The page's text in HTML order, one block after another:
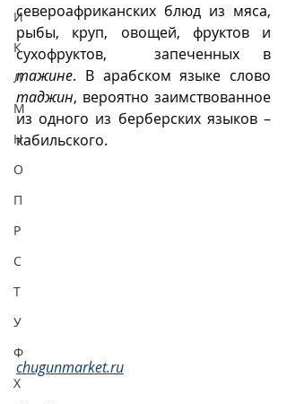
И
К
Л
М
Н
О
П
Р
С
Т
У
Ф
Х
североафриканских блюд из мяса,
рыбы, круп, овощей, фруктов и
тажине
таджин, вероятно заимствованное
из одного из берберских языков –
кабильского.
chugunmarket.ru